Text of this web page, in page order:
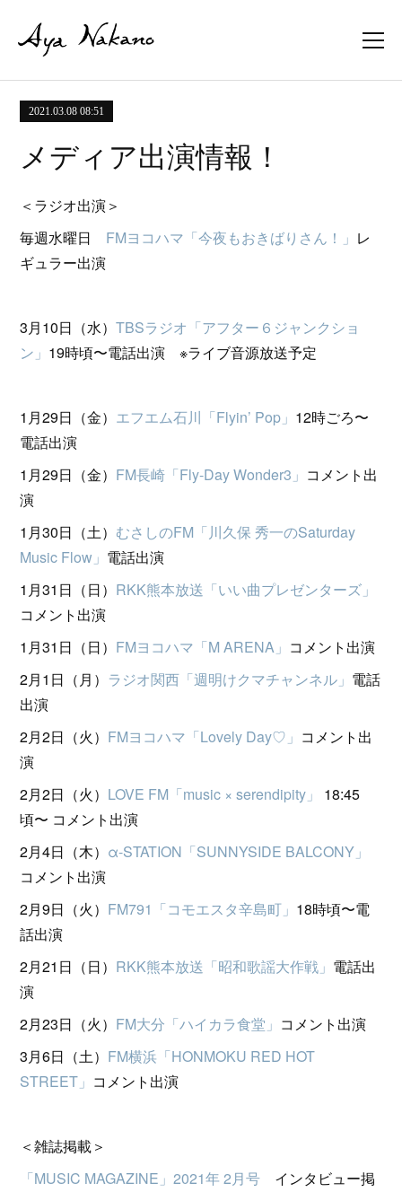
2021.03.08 08:51
メディア出演情報！
＜ラジオ出演＞
毎週水曜日 FMヨコハマ「今夜もおきばりさん！」 レ
ギュラー出演
3月10日（水）TBSラジオ「アフター６ジャンクショ
ン」 19時頃〜電話出演 ※ライブ音源放送予定
1月29日（金） エフエム石川「Flyin’ Pop」 12時ごろ〜
電話出演
1月29日（金） FM長崎「Fly-Day Wonder3」 コメント出
演
1月30日（土） むさしのFM「川久保 秀一のSaturday
Music Flow」 電話出演
1月31日（日） RKK熊本放送「いい曲プレゼンターズ」
コメント出演
1月31日（日） FMヨコハマ「M ARENA」 コメント出演
2月1日（月） ラジオ関西「週明けクマチャンネル」 電話
出演
2月2日（火） FMヨコハマ「Lovely Day♡」 コメント出
演
2月2日（火） LOVE FM「music × serendipity」
18:45
頃〜 コメント出演
2月4日（木） α-STATION「SUNNYSIDE BALCONY」
コメント出演
2月9日（火） FM791「コモエスタ辛島町」 18時頃〜電
話出演
2月21日（日） RKK熊本放送「昭和歌謡大作戦」 電話出
演
2月23日（火） FM大分「ハイカラ食堂」 コメント出演
3月6日（土） FM横浜「HONMOKU RED HOT
STREET」 コメント出演
＜雑誌掲載＞
「MUSIC MAGAZINE」2021年 2月号 インタビュー掲